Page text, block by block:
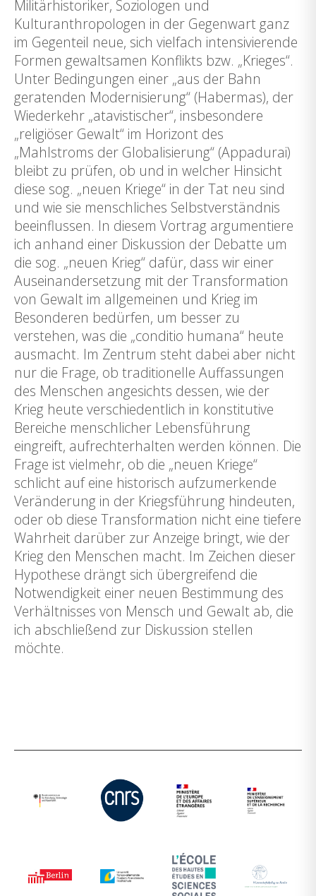
Militärhistoriker, Soziologen und
Kulturanthropologen in der Gegenwart ganz
im Gegenteil neue, sich vielfach intensivierende
Formen gewaltsamen Konflikts bzw. „Krieges“.
Unter Bedingungen einer „aus der Bahn
geratenden Modernisierung“ (Habermas), der
Wiederkehr „atavistischer“, insbesondere
„religiöser Gewalt“ im Horizont des
„Mahlstroms der Globalisierung“ (Appadurai)
bleibt zu prüfen, ob und in welcher Hinsicht
diese sog. „neuen Kriege“ in der Tat neu sind
und wie sie menschliches Selbstverständnis
beeinflussen. In diesem Vortrag argumentiere
ich anhand einer Diskussion der Debatte um
die sog. „neuen Krieg“ dafür, dass wir einer
Auseinandersetzung mit der Transformation
von Gewalt im allgemeinen und Krieg im
Besonderen bedürfen, um besser zu
verstehen, was die „conditio humana“ heute
ausmacht. Im Zentrum steht dabei aber nicht
nur die Frage, ob traditionelle Auffassungen
des Menschen angesichts dessen, wie der
Krieg heute verschiedentlich in konstitutive
Bereiche menschlicher Lebensführung
eingreift, aufrechterhalten werden können. Die
Frage ist vielmehr, ob die „neuen Kriege“
schlicht auf eine historisch aufzumerkende
Veränderung in der Kriegsführung hindeuten,
oder ob diese Transformation nicht eine tiefere
Wahrheit darüber zur Anzeige bringt, wie der
Krieg den Menschen macht. Im Zeichen dieser
Hypothese drängt sich übergreifend die
Notwendigkeit einer neuen Bestimmung des
Verhältnisses von Mensch und Gewalt ab, die
ich abschließend zur Diskussion stellen
möchte.